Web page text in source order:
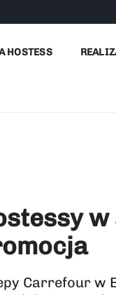
HOSTESS
Carrefour w